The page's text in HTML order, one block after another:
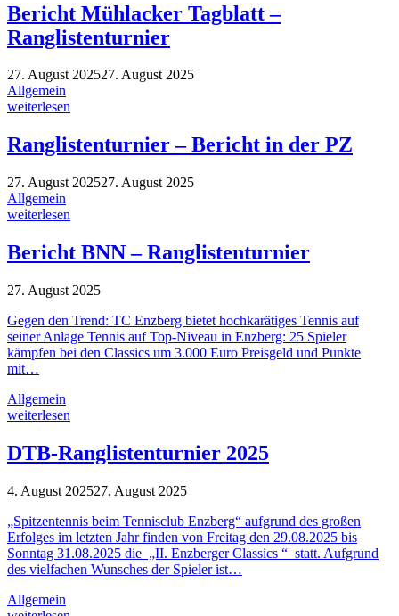
Bericht Mühlacker Tagblatt –
Ranglistenturnier
27. August 202527. August 2025
Allgemein
weiterlesen
Ranglistenturnier – Bericht in der PZ
27. August 202527. August 2025
Allgemein
weiterlesen
Bericht BNN – Ranglistenturnier
27. August 2025
Gegen den Trend: TC Enzberg bietet hochkarätiges Tennis auf
seiner Anlage Tennis auf Top-Niveau in Enzberg: 25 Spieler
kämpfen bei den Classics um 3.000 Euro Preisgeld und Punkte
mit…
Allgemein
weiterlesen
DTB-Ranglistenturnier 2025
4. August 202527. August 2025
„Spitzentennis beim Tennisclub Enzberg“ aufgrund des großen
Erfolges im letzten Jahr finden von Freitag den 29.08.2025 bis
Sonntag 31.08.2025 die „II. Enzberger Classics “ statt. Aufgrund
des vielfachen Wunsches der Spieler ist…
Allgemein